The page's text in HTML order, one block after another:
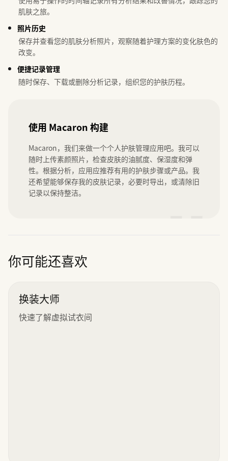
肌肤之旅。
照片历史
保存并查看您的肌肤分析照片，观察随着护理方案的变化肤色的
改变。
便捷记录管理
随时保存、下载或删除分析记录，组织您的护肤历程。
使用 Macaron 构建
Macaron，我们来做一个个人护肤管理应用吧。我可以
随时上传素颜照片，检查皮肤的油腻度、保湿度和弹
性。根据分析，应用应推荐有用的护肤步骤或产品。我
还希望能够保存我的皮肤记录，必要时导出，或清除旧
记录以保持整洁。
你可能还喜欢
换装大师
快速了解虚拟试衣间